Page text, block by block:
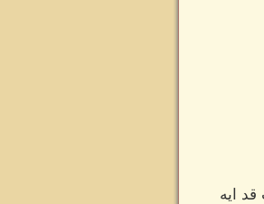
ايه